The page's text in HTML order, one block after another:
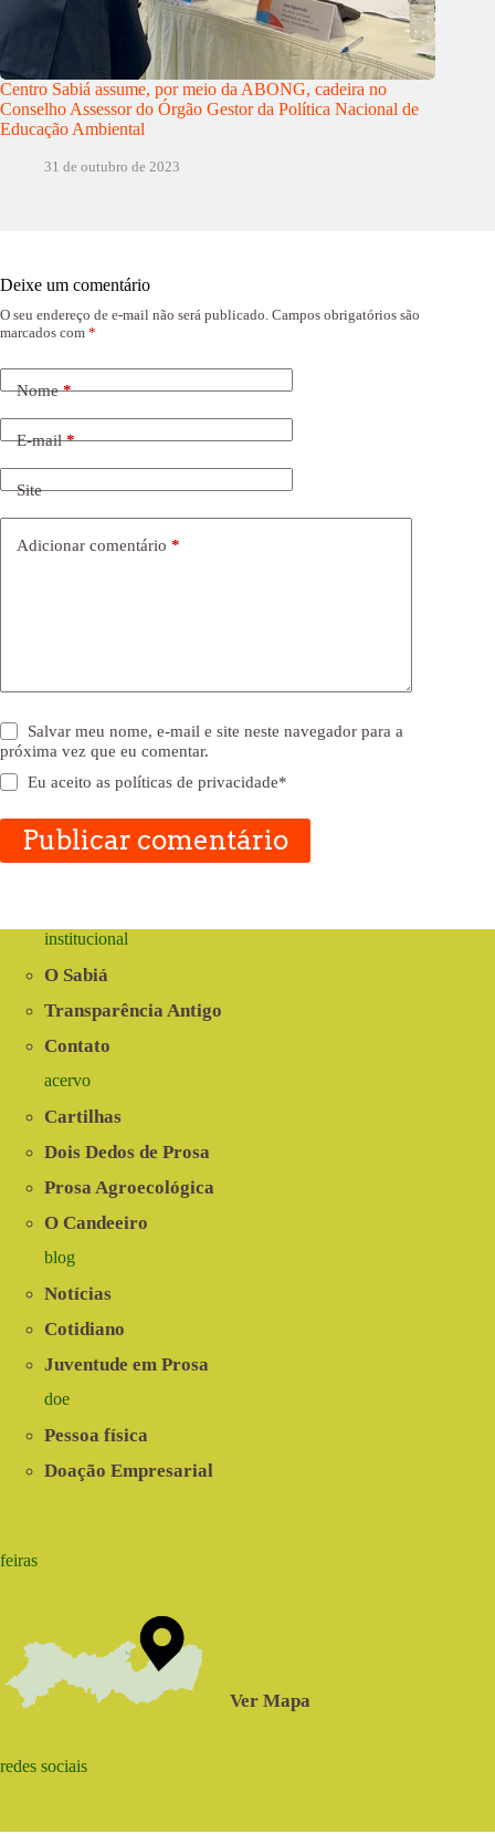
Centro Sabiá assume, por meio da ABONG, cadeira no
Conselho Assessor do Órgão Gestor da Política Nacional de
Educação Ambiental
31 de outubro de 2023
Deixe um comentário
O seu endereço de e-mail não será publicado. Campos obrigatórios são
marcados com *
Nome*
E-mail*
Site
Adicionar comentário *
Salvar meu nome, e-mail e site neste navegador para a
próxima vez que eu comentar.
Eu aceito aspolíticas de privacidade*
Publicar comentário
institucional
O Sabiá
Transparência Antigo
Contato
acervo
Cartilhas
Dois Dedos de Prosa
Prosa Agroecológica
O Candeeiro
blog
Notícias
Cotidiano
Juventude em Prosa
doe
Pessoa física
Doação Empresarial
feiras
Ver Mapa
redes sociais